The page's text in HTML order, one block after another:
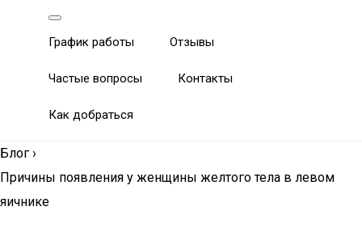
График работы Отзывы
Частые вопросы Контакты
Как добраться
Блог ›
Причины появления у женщины желтого тела в левом
яичнике